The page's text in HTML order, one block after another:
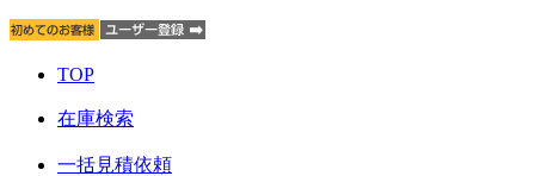
TOP
在庫検索
一括見積依頼